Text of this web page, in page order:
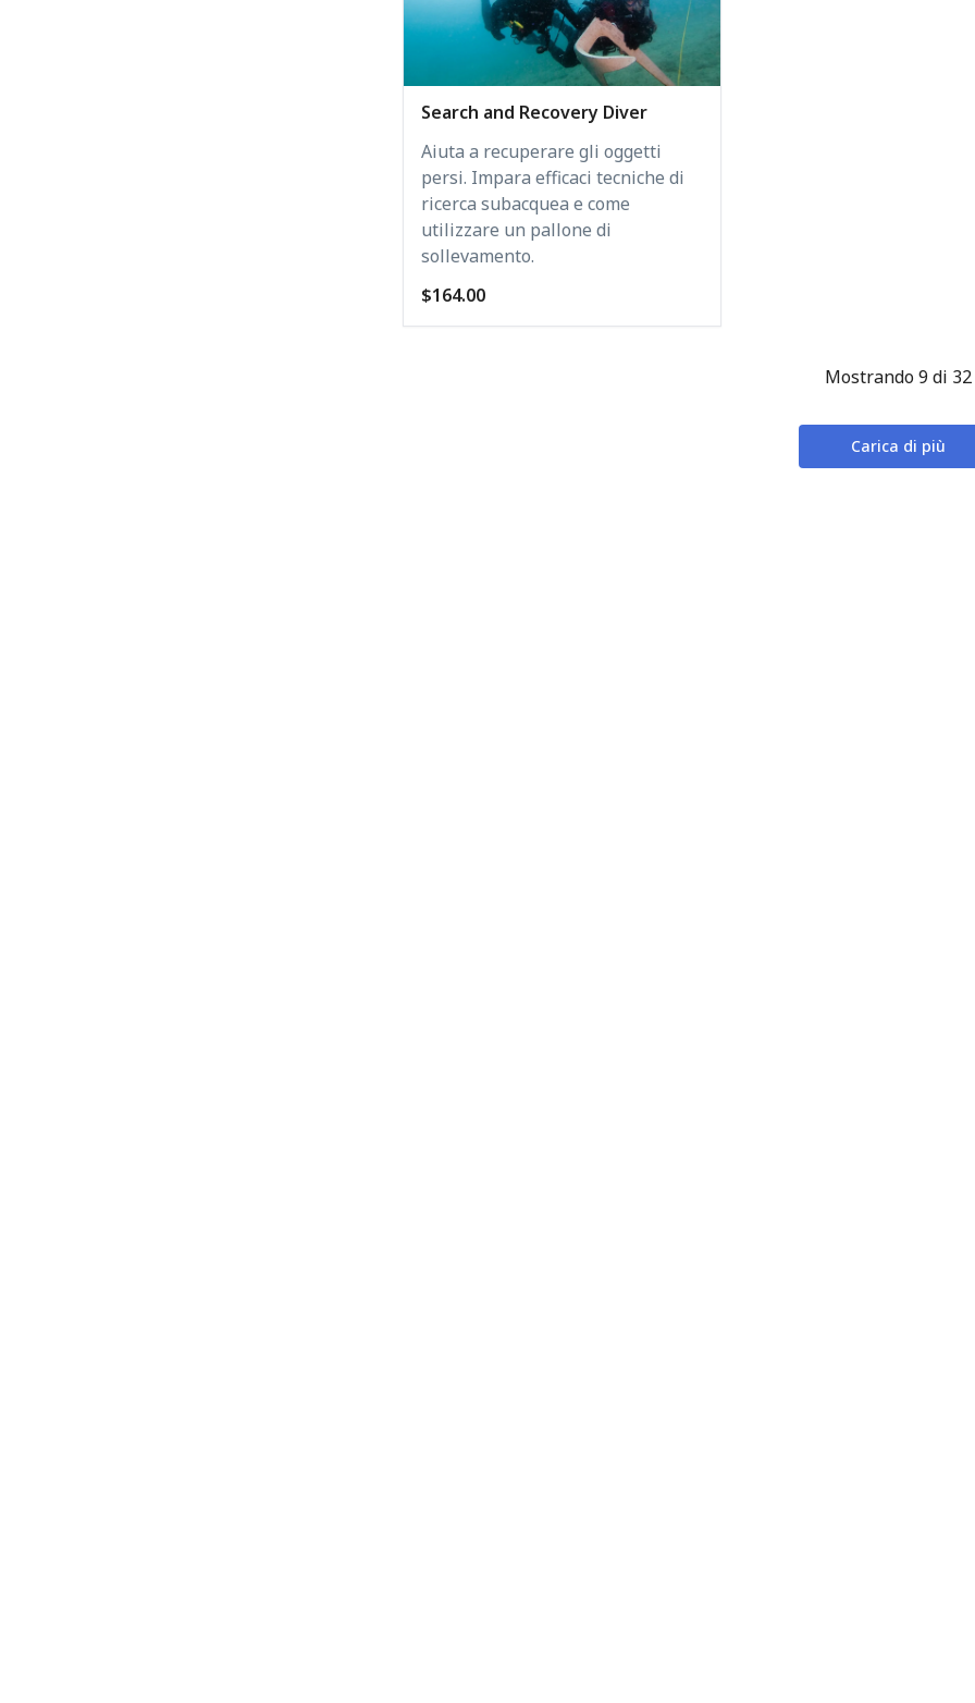
Search and Recovery Diver
Aiuta a recuperare gli oggetti
persi. Impara efficaci tecniche di
ricerca subacquea e come
utilizzare un pallone di
sollevamento.
$164.00
Carica di più
Mostrando 9 di 32